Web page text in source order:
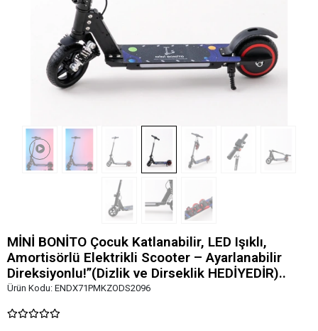
MİNİ BONİTO Çocuk Katlanabilir, LED Işıklı,
Amortisörlü Elektrikli Scooter – Ayarlanabilir
Direksiyonlu!”(Dizlik ve Dirseklik HEDİYEDİR)..
Ürün Kodu: ENDX71PMKZODS2096